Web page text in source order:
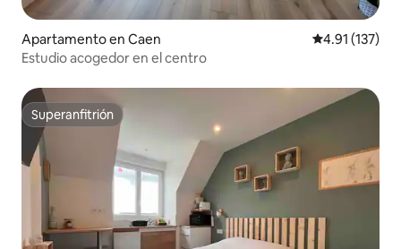
Apartamento en Caen Calificación
4.91 (137)
Estudio acogedor en el centro
Superanfitrión
Superanfitrión